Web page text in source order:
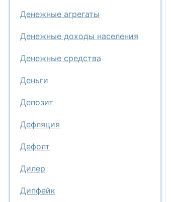
Денежные агрегаты
Денежные доходы населения
Денежные средства
Деньги
Депозит
Дефляция
Дефолт
Дилер
Дипфейк